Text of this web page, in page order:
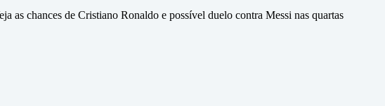
as chances de Cristiano Ronaldo e possível duelo contra Messi nas quartas